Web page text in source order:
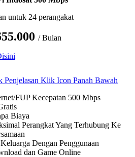
untuk 24 perangakat
/ Bulan
Penjelasan Klik Icon Panah Bawah
FUP Kecepatan 500 Mbps
Biaya
Perangkat Yang Terhubung Ke
Dengan Penggunaan
dan Game Online